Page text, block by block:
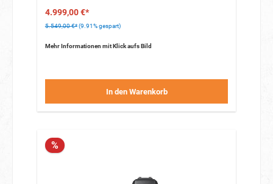
4.999,00 €*
5.549,00 €* (9.91% gespart)
Mehr Informationen mit Klick aufs Bild
In den Warenkorb
%